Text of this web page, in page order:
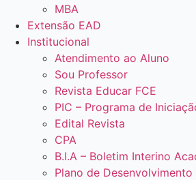
MBA
Extensão EAD
Institucional
Atendimento ao Aluno
Sou Professor
Revista Educar FCE
PIC – Programa de
Edital Revista
CPA
B.I.A – Boletim Interino
Plano de